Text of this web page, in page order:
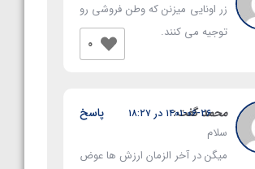
زر اونایی میزنن که وطن فروشی رو
توجیه می کنند.
0
محمدگفت:
۱۴۰۱-۰۶-۲۶ در ۱۸:۲۷
سلام
میگن در آخر الزمان ارزش ها عوض
پاسخ